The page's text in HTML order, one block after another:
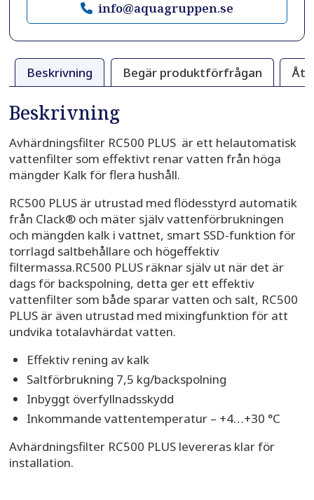
info@aquagruppen.se
Beskrivning Begär produktförfrågan
Beskrivning
Avhärdningsfilter RC500 PLUS är ett helautomatisk
vattenfilter som effektivt renar vatten från höga
mängder Kalk för flera hushåll.
RC500 PLUS är utrustad med flödesstyrd automatik
från Clack® och mäter själv vattenförbrukningen
och mängden kalk i vattnet, smart SSD-funktion för
torrlagd saltbehållare och högeffektiv
filtermassa.RC500 PLUS räknar själv ut när det är
dags för backspolning, detta ger ett effektiv
vattenfilter som både sparar vatten och salt, RC500
PLUS är även utrustad med mixingfunktion för att
undvika totalavhärdat vatten.
Effektiv rening av kalk
Saltförbrukning 7,5 kg/backspolning
Inbyggt överfyllnadsskydd
Inkommande vattentemperatur – +4…+30 °С
Avhärdningsfilter RC500 PLUS levereras klar för
installation.